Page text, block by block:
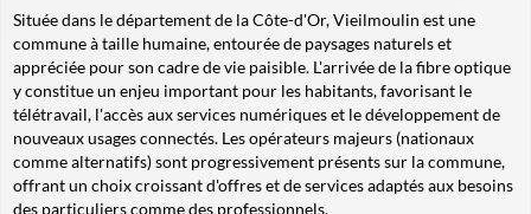
Située dans le département de la Côte-d'Or, Vieilmoulin est une
commune à taille humaine, entourée de paysages naturels et
appréciée pour son cadre de vie paisible. L'arrivée de la fibre optique
y constitue un enjeu important pour les habitants, favorisant le
télétravail, l'accès aux services numériques et le développement de
nouveaux usages connectés. Les opérateurs majeurs (nationaux
comme alternatifs) sont progressivement présents sur la commune,
offrant un choix croissant d'offres et de services adaptés aux besoins
des particuliers comme des professionnels.